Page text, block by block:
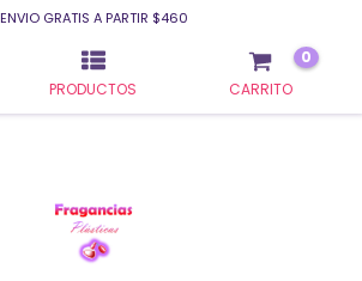
ENVIO GRATIS A PARTIR $460
PRODUCTOS CARRITO
0